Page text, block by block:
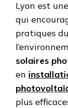
Lyon est
qui
pratiques
solaires
en
plus